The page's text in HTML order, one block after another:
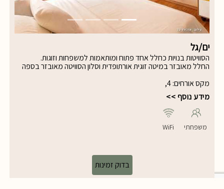
ים/גל
הסוויטות בנויות כחלל אחד פתוח ומותאמות למשפחות וזוגות.
החלל מאובזר במיטה זוגית אורתופדית וסלון הסוויטה מאובזר בספה
מקס אורחים:
4
,
מידע נוסף >>
משפחתי WiFi